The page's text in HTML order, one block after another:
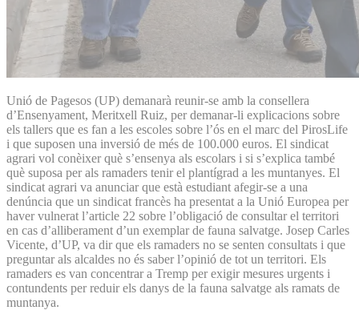
Unió de Pagesos (UP) demanarà reunir-se amb la consellera
d’Ensenyament, Meritxell Ruiz, per demanar-li explicacions sobre
els tallers que es fan a les escoles sobre l’ós en el marc del PirosLife
i que suposen una inversió de més de 100.000 euros. El sindicat
agrari vol conèixer què s’ensenya als escolars i si s’explica també
què suposa per als ramaders tenir el plantígrad a les muntanyes. El
sindicat agrari va anunciar que està estudiant afegir-se a una
denúncia que un sindicat francès ha presentat a la Unió Europea per
haver vulnerat l’article 22 sobre l’obligació de consultar el territori
en cas d’alliberament d’un exemplar de fauna salvatge. Josep Carles
Vicente, d’UP, va dir que els ramaders no se senten consultats i que
preguntar als alcaldes no és saber l’opinió de tot un territori. Els
ramaders es van concentrar a Tremp per exigir mesures urgents i
contundents per reduir els danys de la fauna salvatge als ramats de
muntanya.